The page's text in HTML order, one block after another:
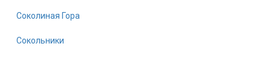
Соколиная Гора
Сокольники